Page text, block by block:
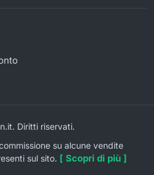
Diritti riservati.
su alcune vendite
sul sito. [ Scopri di più ]